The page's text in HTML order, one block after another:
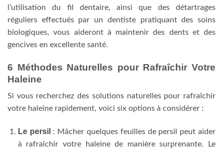
l’utilisation du fil dentaire, ainsi que des détartrages
réguliers effectués par un dentiste pratiquant des soins
biologiques, vous aideront à maintenir des dents et des
gencives en excellente santé.
6 Méthodes Naturelles pour Rafraîchir Votre
Haleine
Si vous recherchez des solutions naturelles pour rafraîchir
votre haleine rapidement, voici six options à considérer :
Le persil : Mâcher quelques feuilles de persil peut aider
à rafraîchir votre haleine de manière surprenante. Le